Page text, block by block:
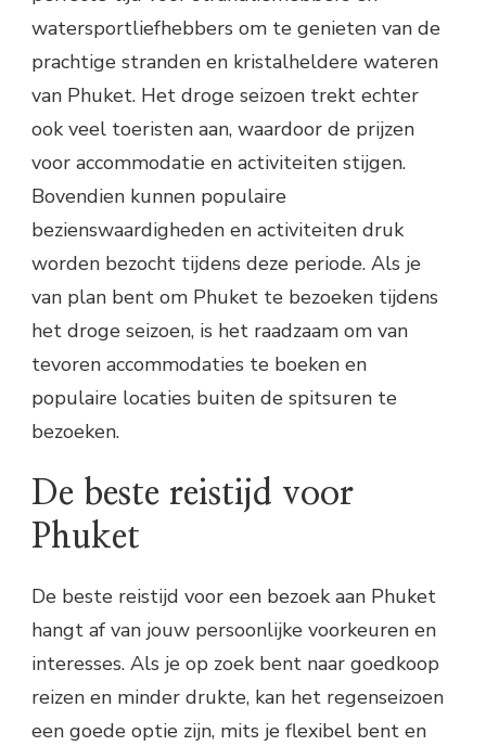
watersportliefhebbers om te genieten van de
prachtige stranden en kristalheldere wateren
van Phuket. Het droge seizoen trekt echter
ook veel toeristen aan, waardoor de prijzen
voor accommodatie en activiteiten stijgen.
Bovendien kunnen populaire
bezienswaardigheden en activiteiten druk
worden bezocht tijdens deze periode. Als je
van plan bent om Phuket te bezoeken tijdens
het droge seizoen, is het raadzaam om van
tevoren accommodaties te boeken en
populaire locaties buiten de spitsuren te
bezoeken.
De beste reistijd voor
Phuket
De beste reistijd voor een bezoek aan Phuket
hangt af van jouw persoonlijke voorkeuren en
interesses. Als je op zoek bent naar goedkoop
reizen en minder drukte, kan het regenseizoen
een goede optie zijn, mits je flexibel bent en